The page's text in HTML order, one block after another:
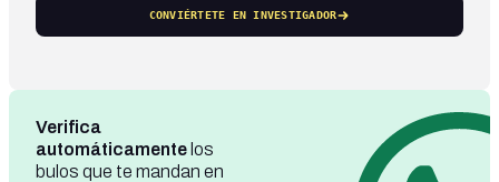
CONVIÉRTETE EN INVESTIGADOR
Verifica
automáticamente los
bulos que te mandan en